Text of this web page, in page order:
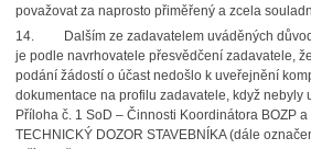
považovat za naprosto přiměřený a zcela
14. Dalším ze zadavatelem uváděných
je podle navrhovatele přesvědčení zadavatele,
podání žádostí o účast nedošlo k uveřejnění
dokumentace na profilu zadavatele, když nebyly
Příloha č. 1 SoD – Činnosti Koordinátora BOZP
TECHNICKÝ DOZOR STAVEBNÍKA (dále